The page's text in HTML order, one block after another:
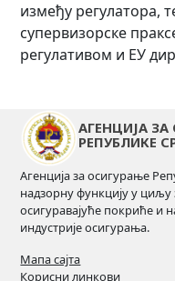
између регулатора,
супервизорске
регулативом и ЕУ
АГЕНЦИЈА
РЕПУБЛИКЕ
Агенција за осигурање
надзорну функцију у циљу
осигуравајуће покриће и
индустрије осигурања.
Мапа сајта
Корисни линкови